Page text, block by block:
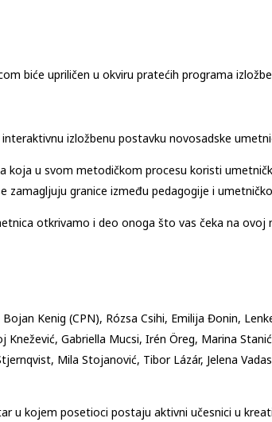
biće upriličen u okviru pratećih programa
izložbenu postavku novosadske
koja u svom metodičkom procesu koristi
granice između pedagogije i
otkrivamo i deo onoga što vas čeka na ovoj
Kenig (CPN), Rózsa Csihi, Emilija Đonin,
Knežević, Gabriella Mucsi, Irén Öreg, Marina
Mila Stojanović, Tibor Lázár, Jelena
u kojem posetioci postaju aktivni učesnici u